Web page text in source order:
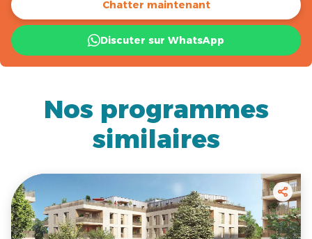
Chatter maintenant
Discuter sur WhatsApp
Nos programmes
similaires